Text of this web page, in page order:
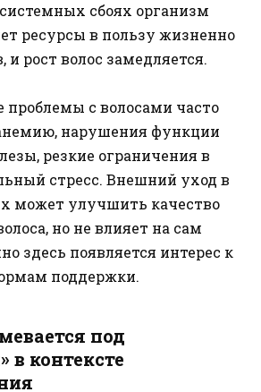
сбоях организм
ресурсы в пользу жизненно
рост волос замедляется.
проблемы с волосами часто
нарушения функции
резкие ограничения в
стресс. Внешний уход в
может улучшить качество
но не влияет на сам
здесь появляется интерес к
поддержки.
под
в контексте